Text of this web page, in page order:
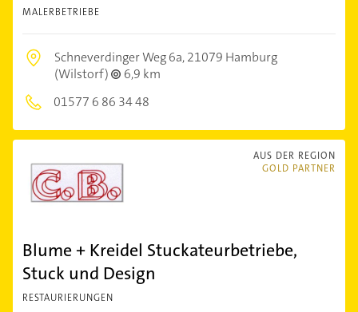
MALERBETRIEBE
Schneverdinger Weg 6a,21079 Hamburg
(Wilstorf)
6,9 km
01577 6 86 34 48
AUS DER REGION
GOLD PARTNER
Blume + Kreidel Stuckateurbetriebe,
Stuck und Design
RESTAURIERUNGEN